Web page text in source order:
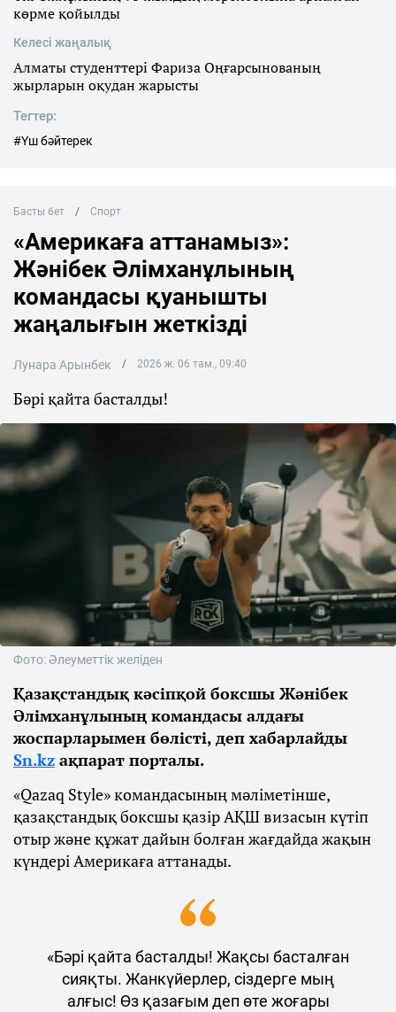
көрме қойылды
Келесі жаңалық
Алматы студенттері Фариза Оңғарсынованың
жырларын оқудан жарысты
Тегтер:
#Үш бәйтерек
Басты бет Спорт
«Америкаға аттанамыз»:
Жәнібек Әлімханұлының
командасы қуанышты
жаңалығын жеткізді
Лунара Арынбек 2026 ж. 06 там., 09:40
Бәрі қайта басталды!
Фото: Әлеуметтік желіден
Қазақстандық кәсіпқой боксшы Жәнібек
Әлімханұлының командасы алдағы
жоспарларымен бөлісті, деп хабарлайды
Sn.kz ақпарат порталы.
«Qazaq Style» командасының мәліметінше,
қазақстандық боксшы қазір АҚШ визасын күтіп
отыр және құжат дайын болған жағдайда жақын
күндері Америкаға аттанады.
«Бәрі қайта басталды! Жақсы басталған
сияқты. Жанкүйерлер, сіздерге мың
алғыс! Өз қазағым деп өте жоғары